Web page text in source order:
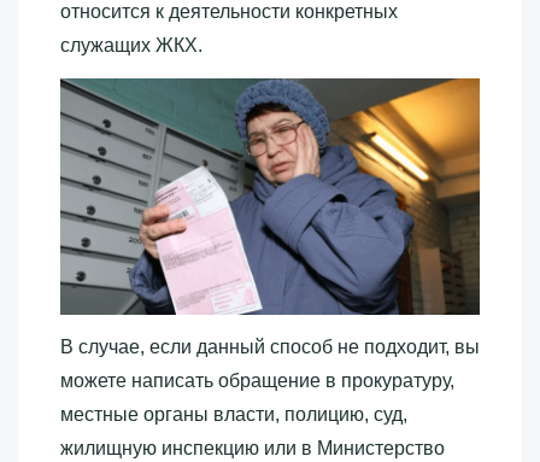
относится к деятельности конкретных
служащих ЖКХ.
В случае, если данный способ не подходит, вы
можете написать обращение в прокуратуру,
местные органы власти, полицию, суд,
жилищную инспекцию или в Министерство